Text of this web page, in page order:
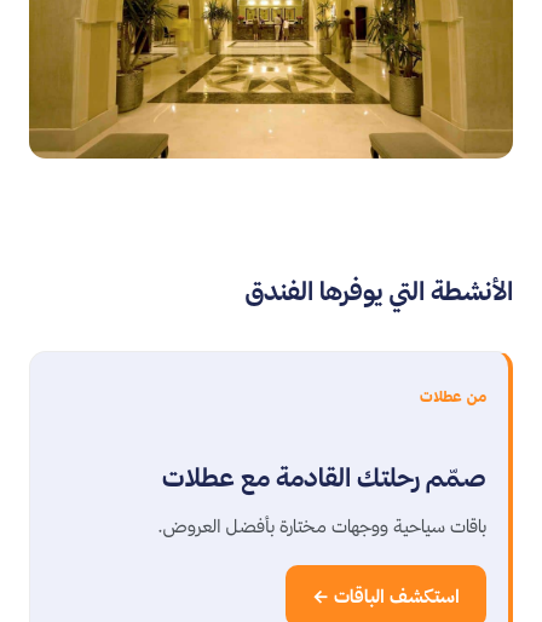
الأنشطة التي يوفرها الفندق
من عطلات
صمّم رحلتك القادمة مع عطلات
باقات سياحية ووجهات مختارة بأفضل العروض.
استكشف الباقات ←